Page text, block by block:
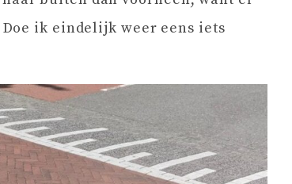
ik eindelijk weer eens iets